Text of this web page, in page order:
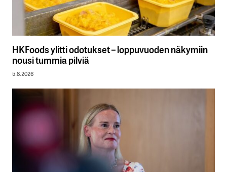
HKFoods ylitti odotukset – loppuvuoden näkymiin
nousi tummia pilviä
5.8.2026